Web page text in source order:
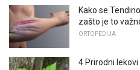
Kako se
zašto je to
ORTOPEDIJA
4 Prirodni